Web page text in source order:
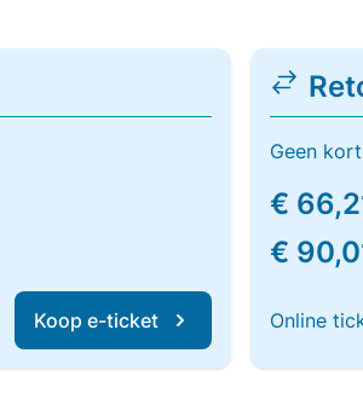
Koop e-ticket
Geen
€
€
Online